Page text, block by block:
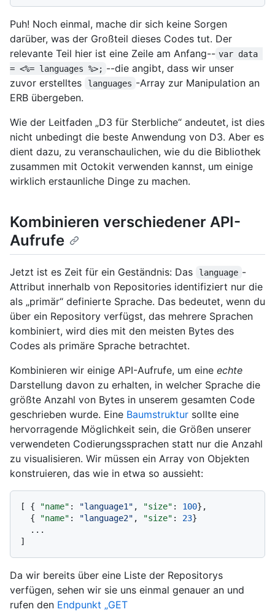
Puh! Noch einmal, mache dir sich keine Sorgen
darüber, was der Großteil dieses Codes tut. Der
relevante Teil hier ist eine Zeile am Anfang-- var data
= <%= languages %>; --die angibt, dass wir unser
zuvor erstelltes
languages -Array zur Manipulation an
ERB übergeben.
Wie der Leitfaden „D3 für Sterbliche“ andeutet, ist dies
nicht unbedingt die beste Anwendung von D3. Aber es
dient dazu, zu veranschaulichen, wie du die Bibliothek
zusammen mit Octokit verwenden kannst, um einige
wirklich erstaunliche Dinge zu machen.
Kombinieren verschiedener API-
Aufrufe
Jetzt ist es Zeit für ein Geständnis: Das language -
Attribut innerhalb von Repositories identifiziert nur die
als „primär“ definierte Sprache. Das bedeutet, wenn du
über ein Repository verfügst, das mehrere Sprachen
kombiniert, wird dies mit den meisten Bytes des
Codes als primäre Sprache betrachtet.
Kombinieren wir einige API-Aufrufe, um eine echte
Darstellung davon zu erhalten, in welcher Sprache die
größte Anzahl von Bytes in unserem gesamten Code
geschrieben wurde. Eine Baumstruktur sollte eine
hervorragende Möglichkeit sein, die Größen unserer
verwendeten Codierungssprachen statt nur die Anzahl
zu visualisieren. Wir müssen ein Array von Objekten
konstruieren, das wie in etwa so aussieht:
[ { "name" : "language1" , "size" : 100} ,
{
"name" : "language2" , "size" : 23}
]
Da wir bereits über eine Liste der Repositorys
verfügen, sehen wir sie uns einmal genauer an und
rufen den Endpunkt „GET